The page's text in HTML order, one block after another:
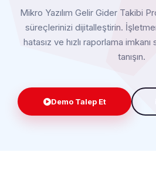
Mikro Yazılım Gelir Gider Takibi
süreçlerinizi dijitalleştirin.
hatasız ve hızlı raporlama
tanışın.
Demo Talep Et